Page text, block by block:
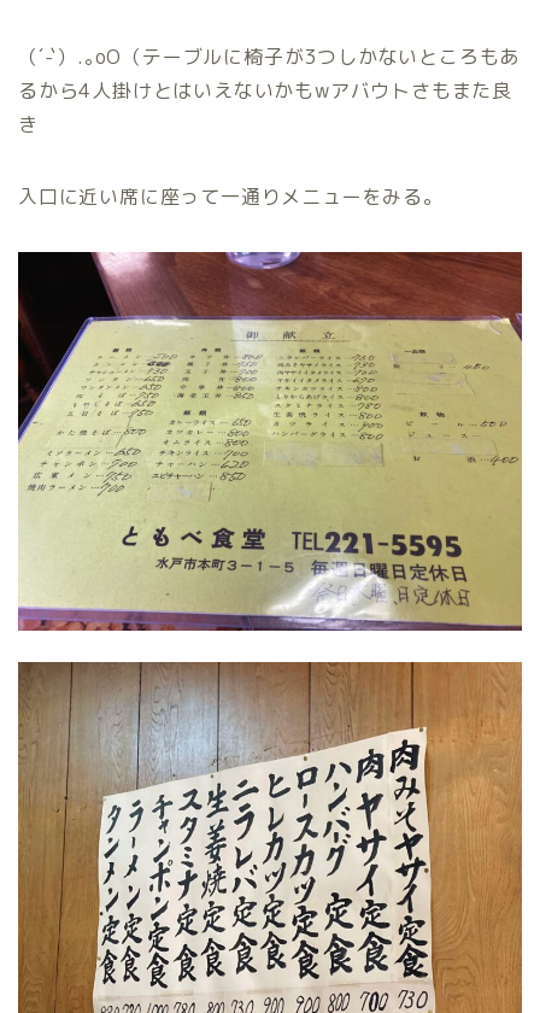
（´-`）.｡oO（テーブルに椅子が3つしかないところもあ
るから4人掛けとはいえないかもwアバウトさもまた良
き
入口に近い席に座って一通りメニューをみる。